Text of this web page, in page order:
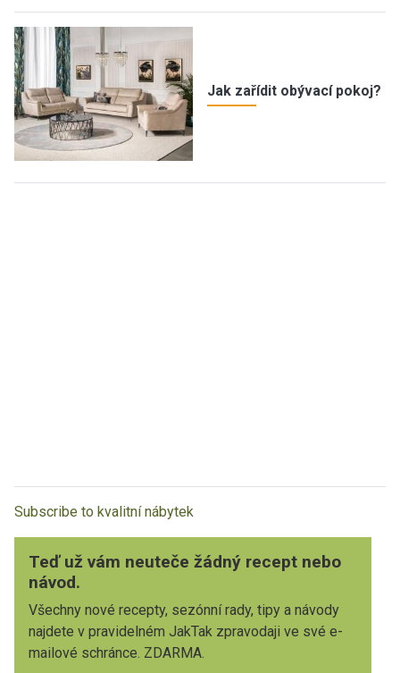
Jak zařídit obývací pokoj?
Subscribe to kvalitní nábytek
Teď už vám neuteče žádný recept nebo
návod.
Všechny nové recepty, sezónní rady, tipy a návody
najdete v pravidelném JakTak zpravodaji ve své e-
mailové schránce. ZDARMA.